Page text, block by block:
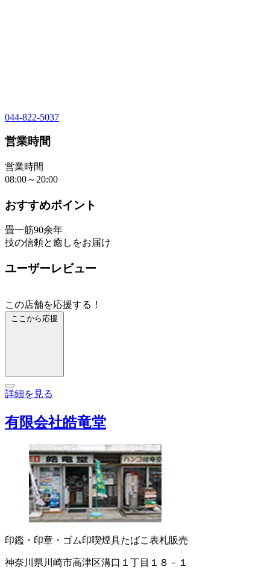
044-822-5037
営業時間
営業時間
08:00～20:00
おすすめポイント
畳一筋90余年
技の信頼と癒しをお届け
ユーザーレビュー
この店舗を応援する！
ここから応援
詳細を見る
有限会社皓竜堂
印鑑・印章・ゴム印喫煙具たばこ 表札販売
神奈川県川崎市高津区溝口１丁目１８－１